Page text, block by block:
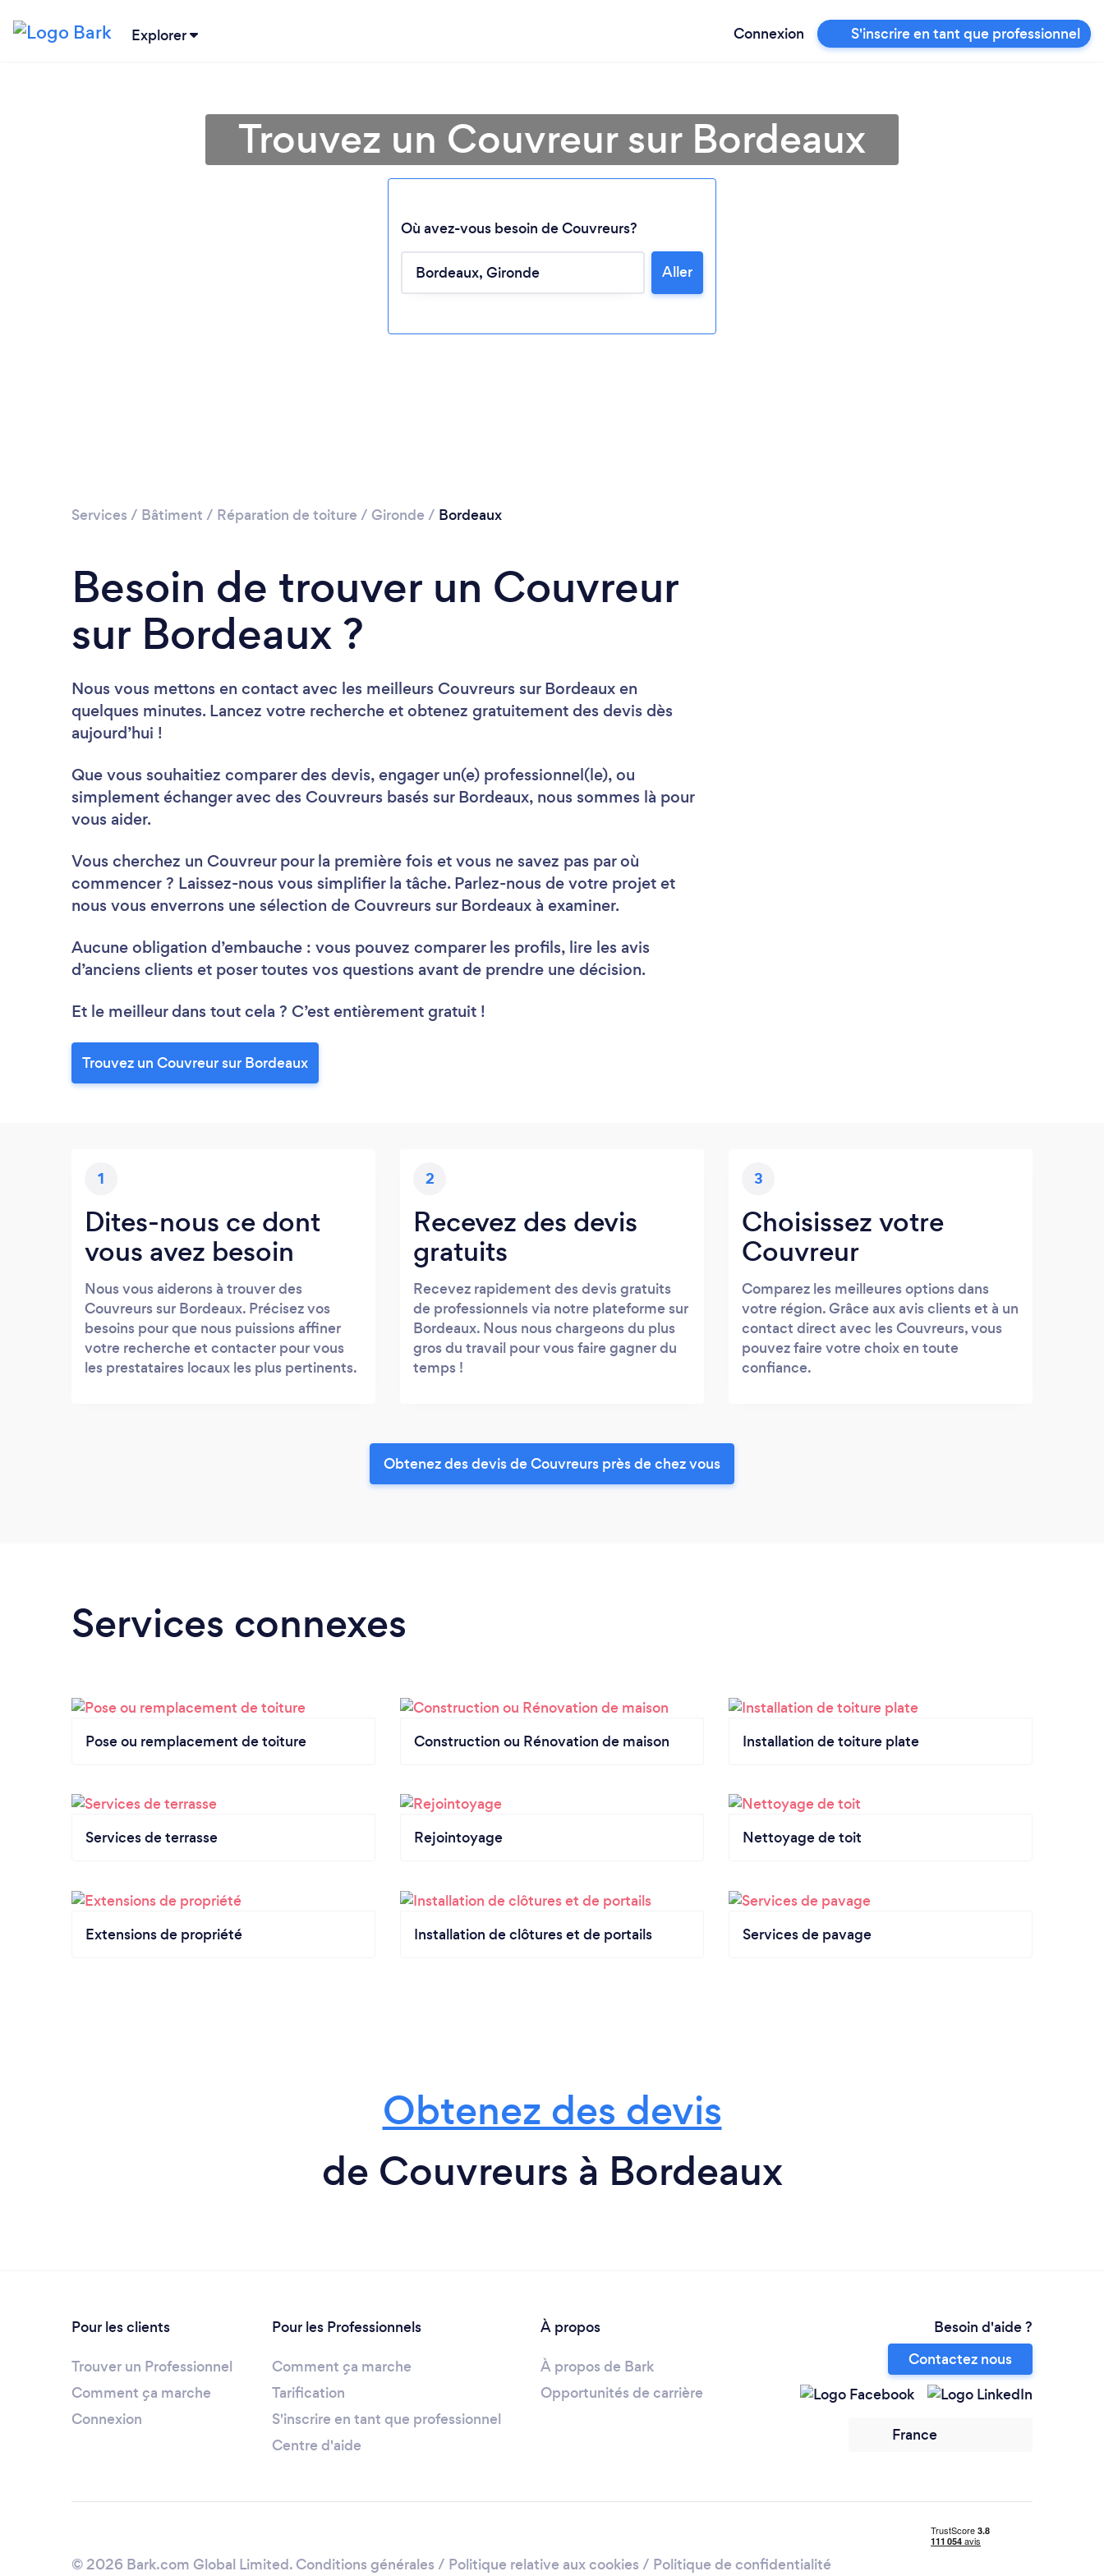
Explorer Connexion S'inscrire en tant que professionnel
Chargement...
Veuillez patienter...
Trouvez un Couvreur sur Bordeaux
Où avez-vous besoin de Couvreurs?
Aller
Services / Bâtiment / Réparation de toiture / Gironde / Bordeaux
Besoin de trouver un Couvreur
sur Bordeaux ?
Nous vous mettons en contact avec les meilleurs Couvreurs sur Bordeaux en
quelques minutes. Lancez votre recherche et obtenez gratuitement des devis dès
aujourd’hui !
Que vous souhaitiez comparer des devis, engager un(e) professionnel(le), ou
simplement échanger avec des Couvreurs basés sur Bordeaux, nous sommes là pour
vous aider.
Vous cherchez un Couvreur pour la première fois et vous ne savez pas par où
commencer ? Laissez-nous vous simplifier la tâche. Parlez-nous de votre projet et
nous vous enverrons une sélection de Couvreurs sur Bordeaux à examiner.
Aucune obligation d’embauche : vous pouvez comparer les profils, lire les avis
d’anciens clients et poser toutes vos questions avant de prendre une décision.
Et le meilleur dans tout cela ? C’est entièrement gratuit !
Trouvez un Couvreur sur Bordeaux
1
Dites-nous ce dont
vous avez besoin
Nous vous aiderons à trouver des
Couvreurs sur Bordeaux. Précisez vos
besoins pour que nous puissions affiner
votre recherche et contacter pour vous
les prestataires locaux les plus pertinents.
2
Recevez des devis
gratuits
Recevez rapidement des devis gratuits
de professionnels via notre plateforme sur
Bordeaux. Nous nous chargeons du plus
gros du travail pour vous faire gagner du
temps !
3
Choisissez votre
Couvreur
Comparez les meilleures options dans
votre région. Grâce aux avis clients et à un
contact direct avec les Couvreurs, vous
pouvez faire votre choix en toute
confiance.
Obtenez des devis de Couvreurs près de chez vous
Services connexes
Pose ou remplacement de toiture Construction ou Rénovation de maison Installation de toiture plate
Services de terrasse Rejointoyage Nettoyage de toit
Extensions de propriété Installation de clôtures et de portails Services de pavage
Obtenez des devis
de Couvreurs à Bordeaux
Pour les clients
Trouver un Professionnel
Comment ça marche
Connexion
Pour les Professionnels
Comment ça marche
Tarification
S'inscrire en tant que professionnel
Centre d'aide
À propos
À propos de Bark
Opportunités de carrière
Besoin d'aide ?
Contactez nous
France
© 2026 Bark.com Global Limited. Conditions générales / Politique relative aux cookies / Politique de confidentialité